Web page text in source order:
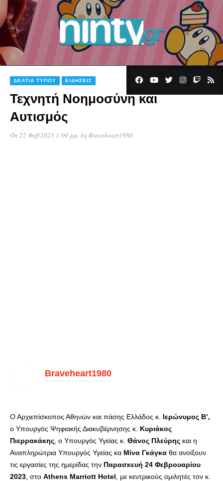
ΔΕΛΤΊΑ ΤΎΠΟΥ ΕΙΔΉΣΕΙΣ
Τεχνητή Νοημοσύνη και
Αυτισμός
On 22 Φεβ 2023 1:00 μμ, byBraveheart1980
Braveheart1980
Ο Αρχιεπίσκοπος Αθηνών και πάσης Ελλάδος κ. Ιερώνυμος Β’,
o Υπουργός Ψηφιακής Διακυβέρνησης κ. Κυριάκος
Πιερρακάκης , ο Υπουργός Υγείας κ. Θάνος Πλεύρης και η
Αναπληρώτρια Υπουργός Υγείας κα Μίνα Γκάγκα θα ανοίξουν
τις εργασίες της ημερίδας την Παρασκευή 24 Φεβρουαρίου
2023 , στο Athens Marriott Hotel , με κεντρικούς ομιλητές τον κ.